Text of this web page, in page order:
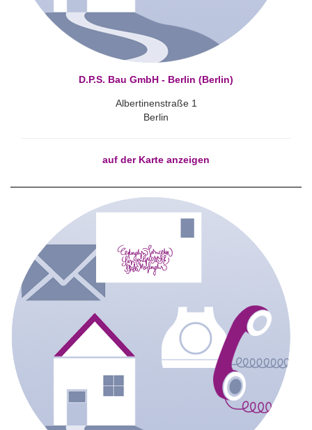
D.P.S. Bau GmbH - Berlin (Berlin)
Albertinenstraße 1
Berlin
auf der Karte anzeigen